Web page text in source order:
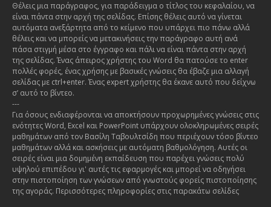
Θέλεις μια παράγραφος, για παράδειγμα ο τίτλος του κεφαλαίου, να
είναι πάντα στην αρχή της σελίδας. Επίσης θέλεις αυτό να γίνεται
αυτόματα ανεξάρτητα από το κείμενο που υπάρχει πιο πάνω αλλά
θέλεις και να μπορείς να μετακινήσεις την παράγραφο αυτή ανά
πάσα στιγμή μέσα στο έγγραφο και πάλι να είναι πάντα στην αρχή
της σελίδας. Ένας άπειρος χρήστης του Word θα πατούσε το enter
πολλές φορές, ένας χρήσης με βασικές γνώσεις θα έβαζε μια αλλαγή
σελίδας με ctrl+enter. Ένας expert χρήστης θα έκανε αυτό που δείχνω
σ’ αυτό το βίντεο.
---
Για όσους ενδιαφέρονται να αποκτήσουν προχωρημένες γνώσεις στις
ενότητες Word, Excel και PowerPoint υπάρχουν ολοκληρωμένες σειρές
μαθημάτων από τον Βασίλη Ταβουλτσίδη που περιέχουν τόσο βίντεο
μαθημάτων αλλά και ασκήσεις με αυτόματη βαθμολόγηση. Αυτές οι
σειρές είναι μια δομημένη εκπαίδευση που παρέχει γνώσεις πολύ
υψηλού επιπέδου γι' αυτές τις εφαρμογές και μπορεί να οδηγήσει
στην πιστοποίηση των γνώσεων από γνωστούς φορείς πιστοποίησης
της αγοράς. Περισσότερες πληροφορίες στις παρακάτω σελίδες